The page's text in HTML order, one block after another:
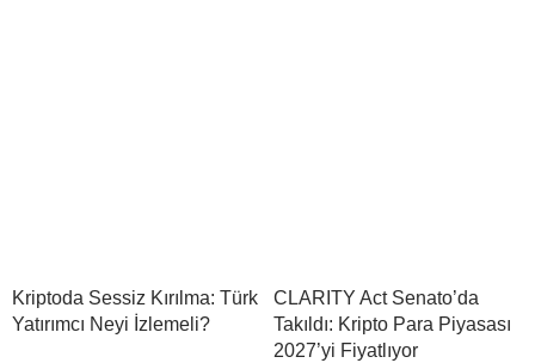
Kriptoda Sessiz Kırılma: Türk
Yatırımcı Neyi İzlemeli?
CLARITY Act Senato’da
Takıldı: Kripto Para Piyasası
2027’yi Fiyatlıyor